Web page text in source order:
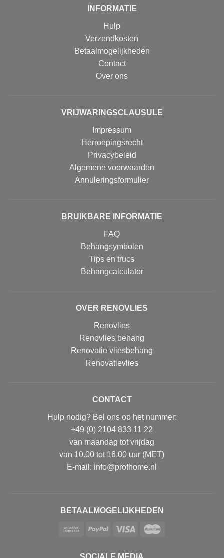
INFORMATIE
Hulp
Verzendkosten
Betaalmogelijkheden
Contact
Over ons
VRIJWARINGSCLAUSULE
Impressum
Herroepingsrecht
Privacybeleid
Algemene voorwaarden
Annuleringsformulier
BRUIKBARE INFORMATIE
FAQ
Behangsymbolen
Tips en trucs
Behangcalculator
OVER RENOVLIES
Renovlies
Renovlies behang
Renovatie vliesbehang
Renovatievlies
CONTACT
Hulp nodig? Bel ons op het nummer:
+49 (0) 2104 833 11 22
van maandag tot vrijdag
van 10.00 tot 16.00 uur (MET)
E-mail: info@profhome.nl
BETAALMOGELIJKHEDEN
SOCIALE MEDIA